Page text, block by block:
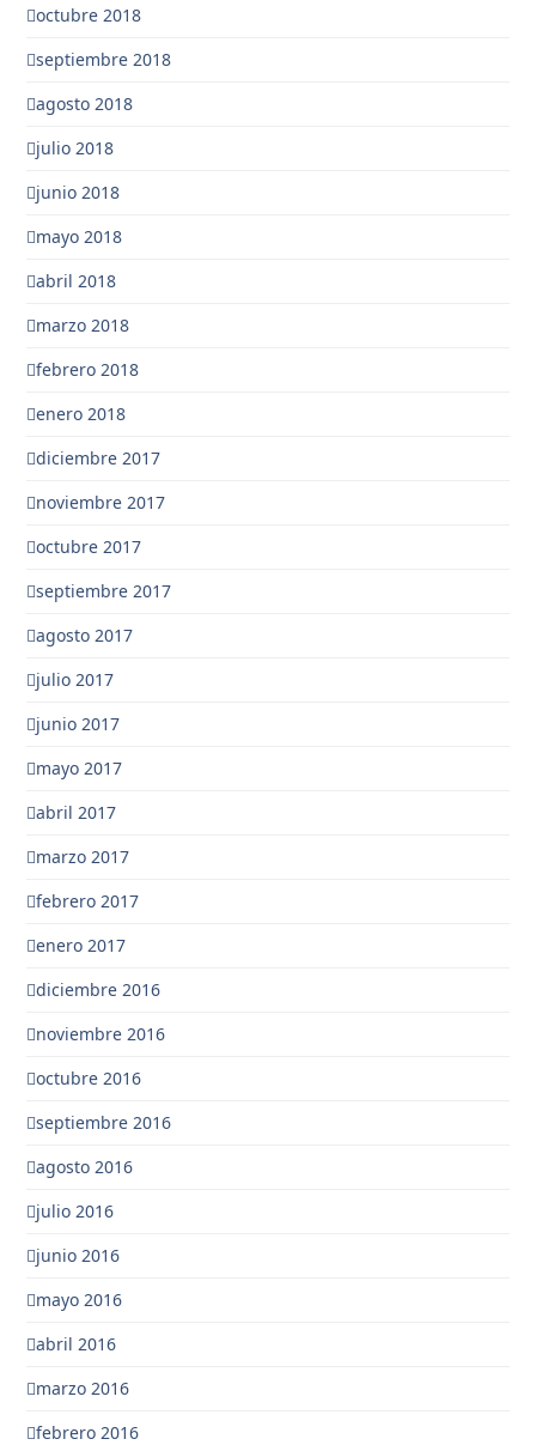
octubre 2018
septiembre 2018
agosto 2018
julio 2018
junio 2018
mayo 2018
abril 2018
marzo 2018
febrero 2018
enero 2018
diciembre 2017
noviembre 2017
octubre 2017
septiembre 2017
agosto 2017
julio 2017
junio 2017
mayo 2017
abril 2017
marzo 2017
febrero 2017
enero 2017
diciembre 2016
noviembre 2016
octubre 2016
septiembre 2016
agosto 2016
julio 2016
junio 2016
mayo 2016
abril 2016
marzo 2016
febrero 2016